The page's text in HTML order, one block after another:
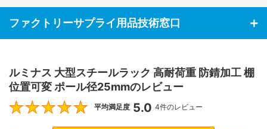
ファクトリーサプライ用品技術窓口
ルミナス 大型スチールラック 高耐荷重 防錆加工 棚
位置可変 ポール径25mmのレビュー
5
平均満足度 5.0 4件のレビュー